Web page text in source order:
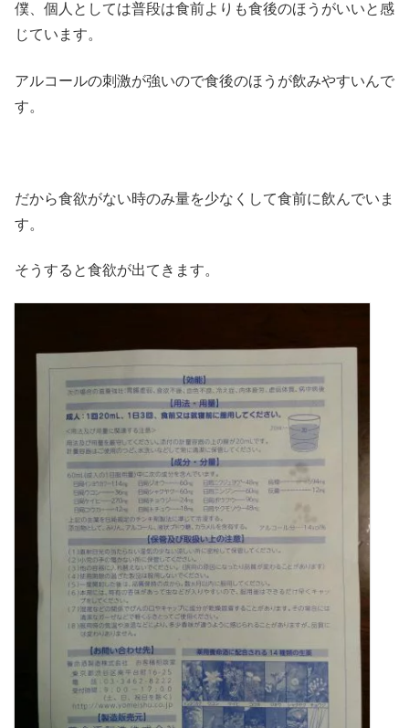
僕、個人としては普段は食前よりも食後のほうがいいと感
じています。
アルコールの刺激が強いので食後のほうが飲みやすいんで
す。
だから食欲がない時のみ量を少なくして食前に飲んでいま
す。
そうすると食欲が出てきます。